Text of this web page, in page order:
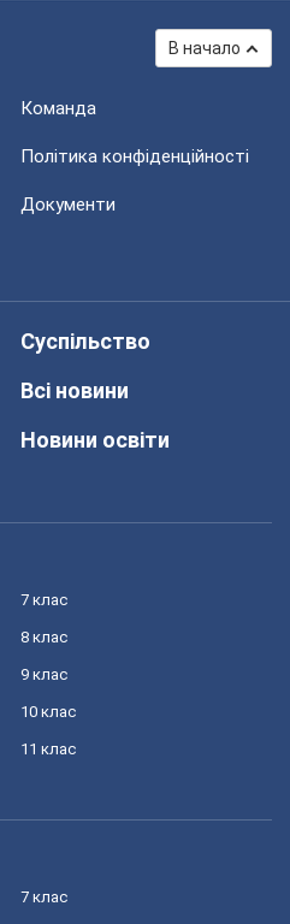
В начало
Команда
Політика конфіденційності
Документи
Суспільство
Всі новини
Новини освіти
7 клас
8 клас
9 клас
10 клас
11 клас
7 клас